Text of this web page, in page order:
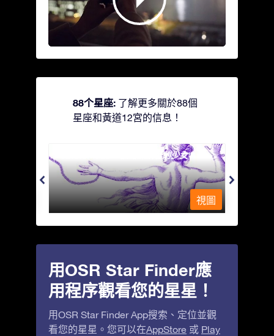
88个星座: 了解更多關於88個
星座和黃道12宮的信息！
Andromeda - 被鐵鍊鎖著的少女
視圖
用OSR Star Finder應
用程序觀看您的星星！
用OSR Star Finder App搜索、定位並觀
看您的星星。您可以在AppStore 或 Play